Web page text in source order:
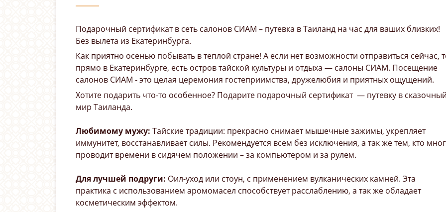
Подарочный сертификат в сеть салонов СИАМ – путевка в Таиланд на час для ваших близких!
Без вылета из Екатеринбурга.
Как приятно осенью побывать в теплой стране! А если нет возможности отправиться сейчас,
прямо в Екатеринбурге, есть остров тайской культуры и отдыха — салоны СИАМ. Посещение
салонов СИАМ - это целая церемония гостеприимства, дружелюбия и приятных ощущений.
Хотите подарить что-то особенное? Подарите подарочный сертификат — путевку в
мир Таиланда.
Любимому мужу: Тайские традиции: прекрасно снимает мышечные зажимы, укрепляет
иммунитет, восстанавливает силы. Рекомендуется всем без исключения, а так же тем, кто
проводит времени в сидячем положении – за компьютером и за рулем.
Для лучшей подруги: Оил-уход или стоун, с применением вулканических камней. Эта
практика с использованием аромомасел способствует расслаблению, а так же обладает
косметическим эффектом.